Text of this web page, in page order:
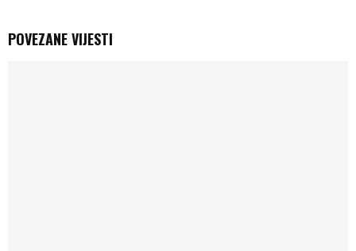
POVEZANE VIJESTI